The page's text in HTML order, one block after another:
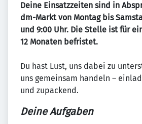
Deine Einsatzzeiten sind in
dm-Markt von Montag bis
und 9:00 Uhr. Die Stelle ist für
12 Monaten befristet.
Du hast Lust, uns dabei zu
uns gemeinsam handeln –
und zupackend.
Deine Aufgaben